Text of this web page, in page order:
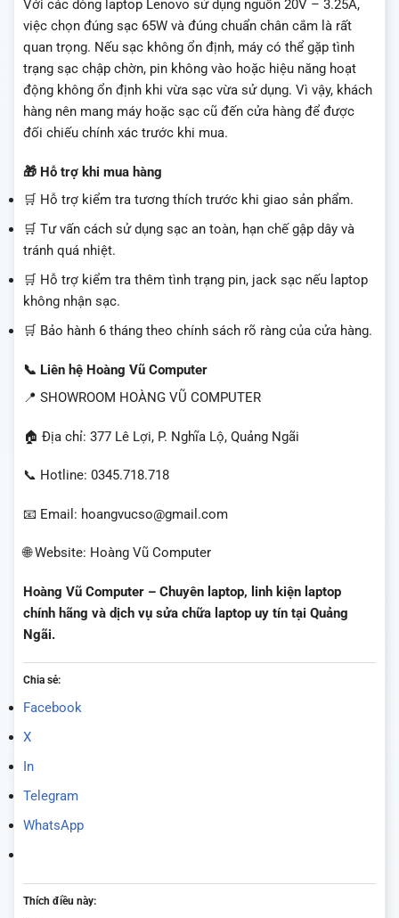
Với các dòng laptop Lenovo sử dụng nguồn 20V – 3.25A,
việc chọn đúng sạc 65W và đúng chuẩn chân cắm là rất
quan trọng. Nếu sạc không ổn định, máy có thể gặp tình
trạng sạc chập chờn, pin không vào hoặc hiệu năng hoạt
động không ổn định khi vừa sạc vừa sử dụng. Vì vậy, khách
hàng nên mang máy hoặc sạc cũ đến cửa hàng để được
đối chiếu chính xác trước khi mua.
🎁 Hỗ trợ khi mua hàng
🛒 Hỗ trợ kiểm tra tương thích trước khi giao sản phẩm.
🛒 Tư vấn cách sử dụng sạc an toàn, hạn chế gập dây và
tránh quá nhiệt.
🛒 Hỗ trợ kiểm tra thêm tình trạng pin, jack sạc nếu laptop
không nhận sạc.
🛒 Bảo hành 6 tháng theo chính sách rõ ràng của cửa hàng.
📞 Liên hệ Hoàng Vũ Computer
📍 SHOWROOM HOÀNG VŨ COMPUTER
🏠 Địa chỉ: 377 Lê Lợi, P. Nghĩa Lộ, Quảng Ngãi
📞 Hotline: 0345.718.718
📧 Email: hoangvucso@gmail.com
🌐 Website: Hoàng Vũ Computer
Hoàng Vũ Computer – Chuyên laptop, linh kiện laptop
chính hãng và dịch vụ sửa chữa laptop uy tín tại Quảng
Ngãi.
Chia sẻ:
Facebook
X
In
Telegram
WhatsApp
Thích điều này: